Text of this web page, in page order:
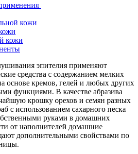
кожи
кожи
эпителия применяют
средства с содержанием мелких
основе кремов, гелей и любых других
функциями. В качестве абразива
крошку орехов и семян разных
с использованием сахарного песка
руками в домашних
от наполнителей домашние
дополнительными свойствами по